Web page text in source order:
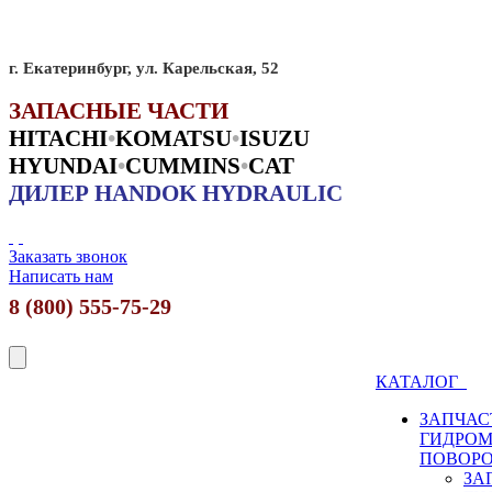
г. Екатеринбург, ул. Карельская, 52
ЗАПАСНЫЕ ЧАСТИ
HITACHI•KOMATSU•ISUZU
HYUNDAI•CUMMINS•CAT
ДИЛЕР HANDOK HYDRAULIC
Заказать звонок
Написать нам
8 (800) 555-75-29
КАТАЛОГ